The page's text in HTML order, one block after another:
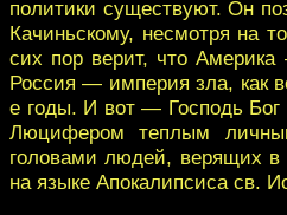
политики существуют. Он
Качиньскому, несмотря на
сих пор верит, что
Россия — империя зла, как
е годы. И вот — Господь Бог
Люцифером теплым
головами людей, верящих в
на языке Апокалипсиса св.